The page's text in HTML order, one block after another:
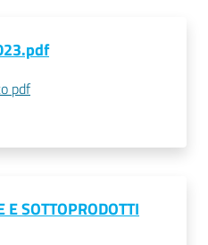
pdf
SOTTOPRODOTTI